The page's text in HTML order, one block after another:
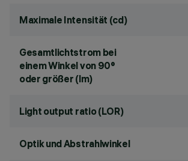
Maximale Intensität (cd)
Gesamtlichtstrom bei
einem Winkel von 90°
oder größer (lm)
Light output ratio (LOR)
Optik und Abstrahlwinkel